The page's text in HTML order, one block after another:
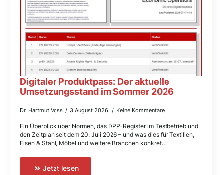
Digitaler Produktpass: Der aktuelle
Umsetzungsstand im Sommer 2026
Dr. Hartmut Voss 3 August 2026 Keine Kommentare
Ein Überblick über Normen, das DPP-Register im Testbetrieb und
den Zeitplan seit dem 20. Juli 2026 – und was dies für Textilien,
Eisen & Stahl, Möbel und weitere Branchen konkret…
Jetzt lesen